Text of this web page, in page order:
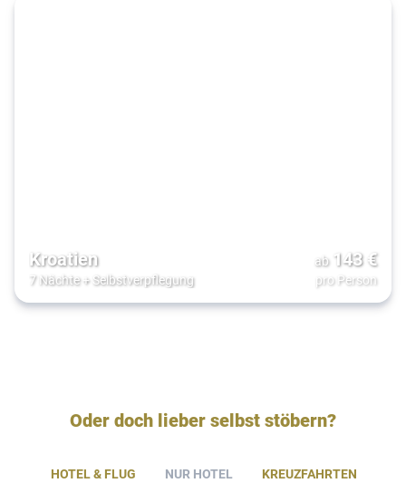
Kroatien
7 Nächte+ Selbstverpflegung
ab 143€
pro Person
Oder doch lieber selbst stöbern?
HOTEL & FLUG NUR HOTEL KREUZFAHRTEN